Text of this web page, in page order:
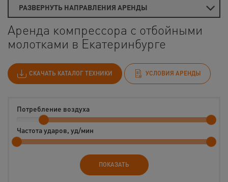
РАЗВЕРНУТЬ НАПРАВЛЕНИЯ АРЕНДЫ
Аренда компрессора с отбойными
молотками в Екатеринбурге
СКАЧАТЬ КАТАЛОГ ТЕХНИКИ УСЛОВИЯ АРЕНДЫ
Потребление воздуха
Частота ударов, уд/мин
ПОКАЗАТЬ